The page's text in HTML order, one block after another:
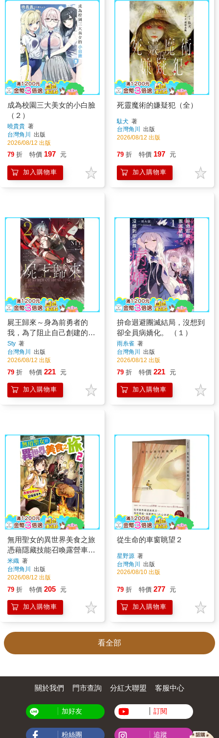
成為校園三大美女的小白臉
（２）
曉貴貴 著
台灣角川
出版
2026/08/12 出版
79 折 特價 197 元
加入購物車
死靈魔術的嫌疑犯（全）
駄犬 著
台灣角川
出版
2026/08/12 出版
79 折 特價 197 元
加入購物車
屍王歸來～身為前勇者的
我，為了阻止自己創建的中
二祕密結社，再度被召喚到
異世界～（２）
Sty 著
台灣角川
出版
2026/08/12 出版
79 折 特價 221 元
加入購物車
拚命迴避團滅結局，沒想到
卻全員病嬌化。 （１）
雨糸雀 著
台灣角川
出版
2026/08/12 出版
79 折 特價 221 元
加入購物車
無用聖女的異世界美食之旅
憑藉隱藏技能召喚露營車
（２）
米織 著
台灣角川
出版
2026/08/12 出版
79 折 特價 205 元
加入購物車
從生命的車窗眺望２
星野源 著
台灣角川
出版
2026/08/10 出版
79 折 特價 277 元
加入購物車
看全部
關於我們 門市查詢 分紅大聯盟 客服中心
加好友 訂閱
粉絲團 追蹤